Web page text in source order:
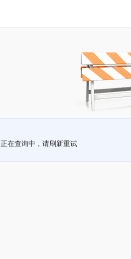
正在查询中，请刷新重试